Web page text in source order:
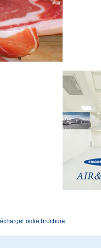
notre brochure.